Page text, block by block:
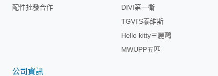
配件批發合作
DIVI第一衛
TGVI'S泰維斯
Hello kitty三麗鷗
MWUPP五匹
公司資訊